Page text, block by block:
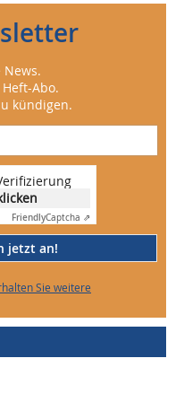
Abo.
kündigen.
FriendlyCaptcha ⇗
jetzt an!
Sie weitere